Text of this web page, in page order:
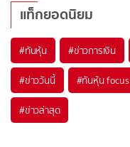
แท็กยอดนิยม
#ทันหุ้น #ข่าวการเงิน
#ข่าววันนี้ #ทันหุ้น focus
#ข่าวล่าสุด